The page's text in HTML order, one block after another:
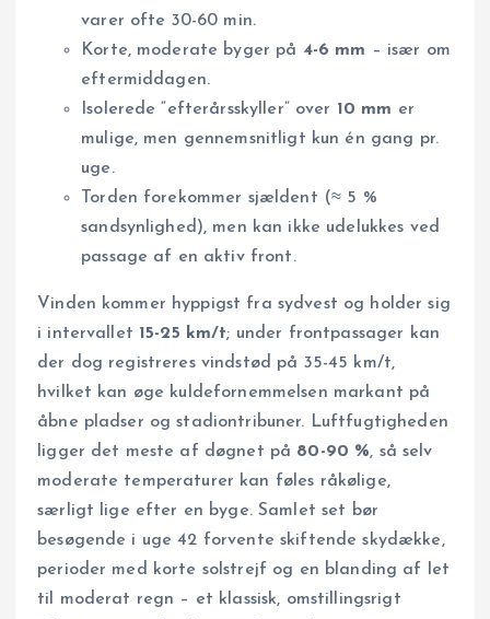
varer ofte 30-60 min.
Korte, moderate byger på 4-6 mm – især om
eftermiddagen.
Isolerede “efterårsskyller” over 10 mm er
mulige, men gennemsnitligt kun én gang pr.
uge.
Torden forekommer sjældent (≈ 5 %
sandsynlighed), men kan ikke udelukkes ved
passage af en aktiv front.
Vinden kommer hyppigst fra sydvest og holder sig
i intervallet 15-25 km/t; under frontpassager kan
der dog registreres vindstød på 35-45 km/t,
hvilket kan øge kuldefornemmelsen markant på
åbne pladser og stadiontribuner. Luftfugtigheden
ligger det meste af døgnet på 80-90 %, så selv
moderate temperaturer kan føles råkølige,
særligt lige efter en byge. Samlet set bør
besøgende i uge 42 forvente skiftende skydække,
perioder med korte solstrejf og en blanding af let
til moderat regn – et klassisk, omstillingsrigt